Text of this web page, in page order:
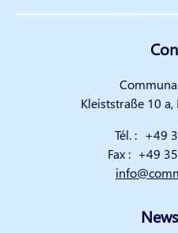
Kleiststraße 10
Tél. : +49
Fax : +49